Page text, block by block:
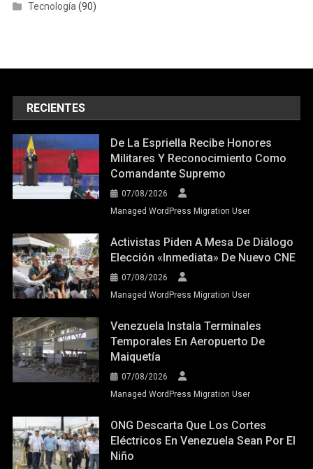
Tecnología(90)
RECIENTES
De La Espriella Recibe Honores
Militares Y Reconocimiento Como
Comandante Supremo
07/08/2026
Managed WordPress Migration User
Activistas Piden A Mesa De Diálogo
Elección «inmediata» De Nuevo CNE
07/08/2026
Managed WordPress Migration User
Venezuela Instala Terminales
Temporales En Aeropuerto De
Maiquetía
07/08/2026
Managed WordPress Migration User
ONG Descarta Que Los Cortes
Eléctricos En Venezuela Sean Por El
Niño